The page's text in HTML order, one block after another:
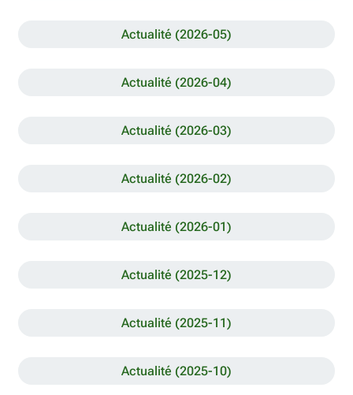
Actualité (2026-05)
Actualité (2026-04)
Actualité (2026-03)
Actualité (2026-02)
Actualité (2026-01)
Actualité (2025-12)
Actualité (2025-11)
Actualité (2025-10)